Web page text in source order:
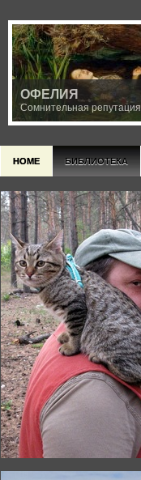
ОФЕЛИЯ
Сомнительная репутация
HOME БИБЛИОТЕКА